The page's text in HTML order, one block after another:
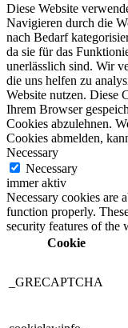
Diese Website
Navigieren durch die
nach Bedarf
da sie für das
unerlässlich sind. Wir
die uns helfen zu
Website nutzen. Diese
Ihrem Browser
Cookies abzulehnen.
Cookies abmelden,
Necessary
Necessary
immer aktiv
Necessary cookies are
function properly.
security features of the
Cookie
_GRECAPTCHA